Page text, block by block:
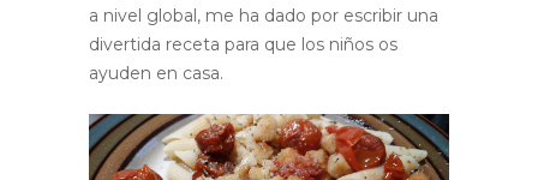
a nivel global, me ha dado por escribir una
divertida receta para que los niños os
ayuden en casa.